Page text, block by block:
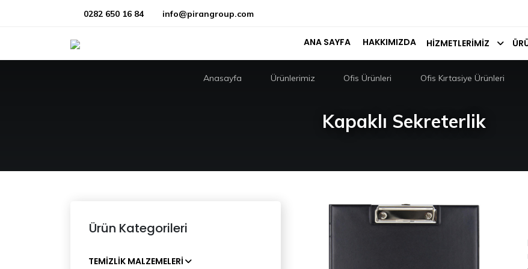
0282 650 16 84 info@pirangroup.com
ANA SAYFA HAKKIMIZDA HIZMETLERIMIZ
Kapaklı Sekreterlik
Anasayfa Ürünlerimiz Ofis Ürünleri Ofis Kırtasiye Ürünleri
Ürün Kategorileri
TEMIZLIK MALZEMELERI